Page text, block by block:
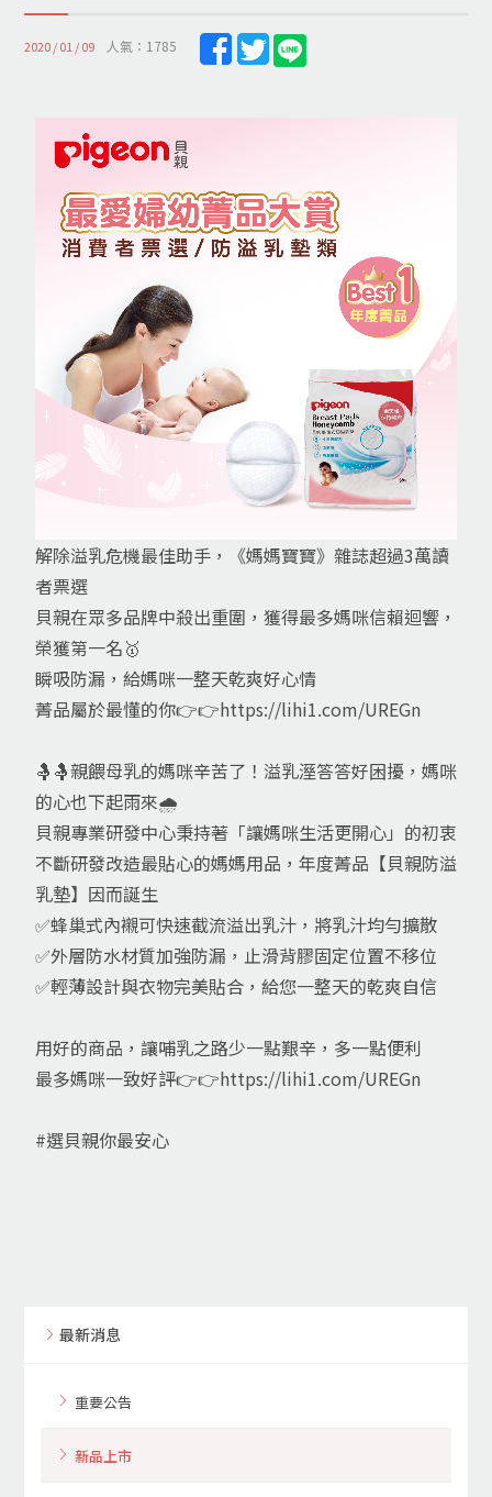
2020 / 01 / 09 人氣：1785
解除溢乳危機最佳助手，《媽媽寶寶》雜誌超過3萬讀
者票選
貝親在眾多品牌中殺出重圍，獲得最多媽咪信賴迴響，
榮獲第一名🥇
瞬吸防漏，給媽咪一整天乾爽好心情
菁品屬於最懂的你👉👉https://lihi1.com/UREGn
🤱🤱親餵母乳的媽咪辛苦了！溢乳溼答答好困擾，媽咪
的心也下起雨來🌧
貝親專業研發中心秉持著「讓媽咪生活更開心」的初衷
不斷研發改造最貼心的媽媽用品，年度菁品【貝親防溢
乳墊】因而誕生
✅蜂巢式內襯可快速截流溢出乳汁，將乳汁均勻擴散
✅外層防水材質加強防漏，止滑背膠固定位置不移位
✅輕薄設計與衣物完美貼合，給您一整天的乾爽自信
用好的商品，讓哺乳之路少一點艱辛，多一點便利
最多媽咪一致好評👉👉https://lihi1.com/UREGn
#選貝親你最安心
最新消息
重要公告
新品上市